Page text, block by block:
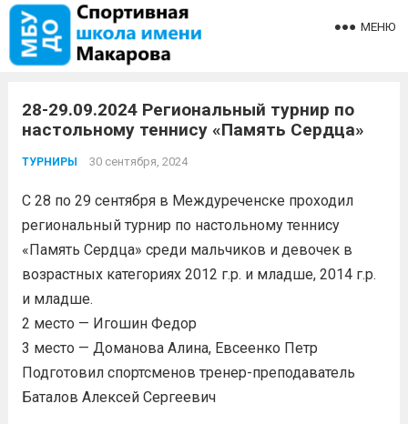
МЕНЮ
28-29.09.2024 Региональный турнир по
настольному теннису «Память Сердца»
ТУРНИРЫ 30 сентября, 2024
С 28 по 29 сентября в Междуреченске проходил
региональный турнир по настольному теннису
«Память Сердца» среди мальчиков и девочек в
возрастных категориях 2012 г.р. и младше, 2014 г.р.
и младше.
2 место — Игошин Федор
3 место — Доманова Алина, Евсеенко Петр
Подготовил спортсменов тренер-преподаватель
Баталов Алексей Сергеевич